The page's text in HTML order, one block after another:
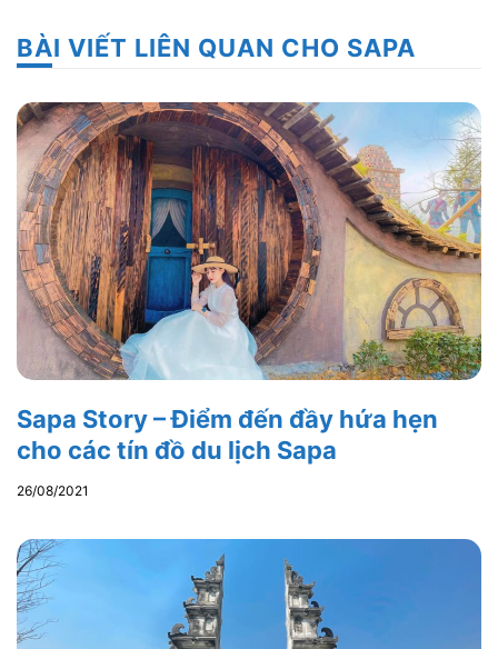
BÀI VIẾT LIÊN QUAN CHO SAPA
Sapa Story – Điểm đến đầy hứa hẹn
cho các tín đồ du lịch Sapa
26/08/2021